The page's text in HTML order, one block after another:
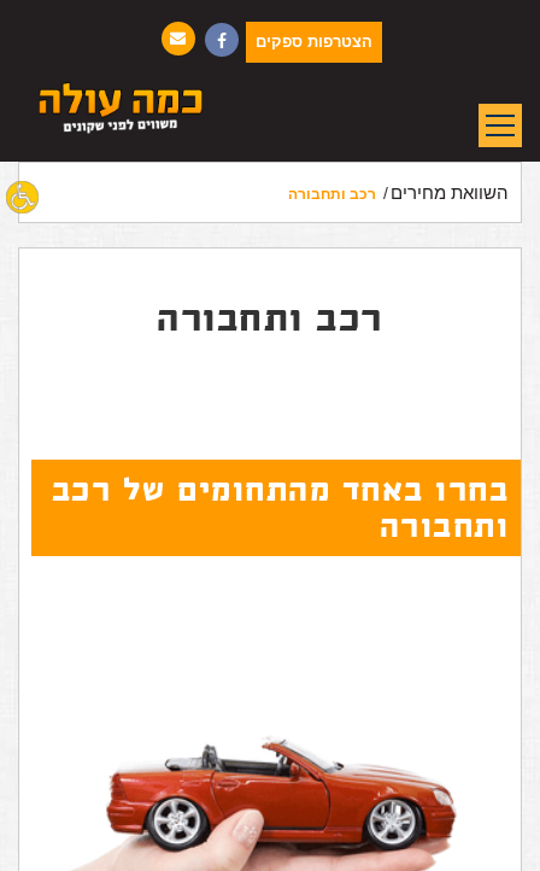
הצטרפות ספקים
השוואת מחירים רכב ותחבורה
רכב ותחבורה
בחרו באחד מהתחומים של רכב
ותחבורה